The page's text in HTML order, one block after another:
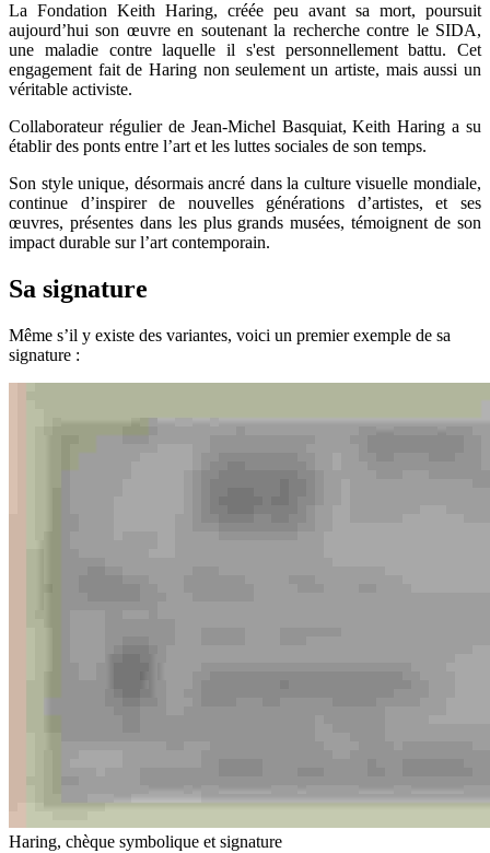
La Fondation Keith Haring, créée peu avant sa mort, poursuit
aujourd’hui son œuvre en soutenant la recherche contre le SIDA,
une maladie contre laquelle il s'est personnellement battu. Cet
engagement fait de Haring non seulement un artiste, mais aussi un
véritable activiste.
Collaborateur régulier de Jean-Michel Basquiat, Keith Haring a su
établir des ponts entre l’art et les luttes sociales de son temps.
Son style unique, désormais ancré dans la culture visuelle mondiale,
continue d’inspirer de nouvelles générations d’artistes, et ses
œuvres, présentes dans les plus grands musées, témoignent de son
impact durable sur l’art contemporain.
Sa signature
Même s’il y existe des variantes, voici un premier exemple de sa
signature :
Haring, chèque symbolique et signature